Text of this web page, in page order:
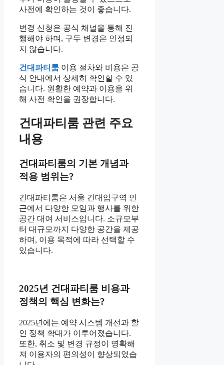
사전에 확인하는 것이 좋습니다.
변경 신청은 공식 채널을 통해 진
행해야 하며, 구두 변경은 인정되
지 않습니다.
건대파티룸 이용 절차와 비용은 공
식 안내에서 상세히 확인할 수 있
습니다. 원활한 예약과 이용을 위
해 사전 확인을 권장합니다.
건대파티룸 관련 주요
내용
건대파티룸의 기본 개념과
적용 범위는?
건대파티룸은 서울 건대입구역 인
근에서 다양한 모임과 행사를 위한
공간 대여 서비스입니다. 소규모부
터 대규모까지 다양한 공간을 제공
하며, 이용 목적에 따라 선택할 수
있습니다.
2025년 건대파티룸 비용과
정책의 핵심 변화는?
2025년에는 예약 시스템 개선과 할
인 정책 확대가 이루어졌습니다.
또한, 취소 및 변경 규정이 명확해
져 이용자의 편의성이 향상되었습